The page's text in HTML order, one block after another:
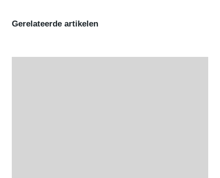
Gerelateerde artikelen